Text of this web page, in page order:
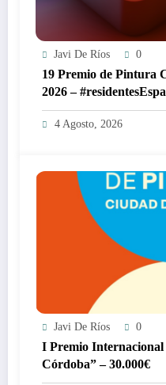
Javi De Ríos 0
19 Premio de Pintura
2026 –
4 Agosto, 2026
Javi De Ríos 0
I Premio
Córdoba” – 30.000€